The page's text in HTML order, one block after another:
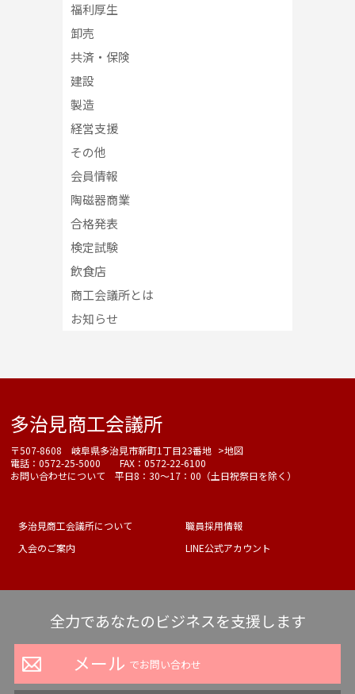
福利厚生
卸売
共済・保険
建設
製造
経営支援
その他
会員情報
陶磁器商業
合格発表
検定試験
飲食店
商工会議所とは
お知らせ
多治見商工会議所
〒507-8608 岐阜県多治見市新町1丁目23番地 >地図
電話：0572-25-5000 FAX：0572-22-6100
お問い合わせについて 平日8：30～17：00（土日祝祭日を除く）
多治見商工会議所について
職員採用情報
入会のご案内
LINE公式アカウント
全力であなたのビジネスを支援します
メール でお問い合わせ